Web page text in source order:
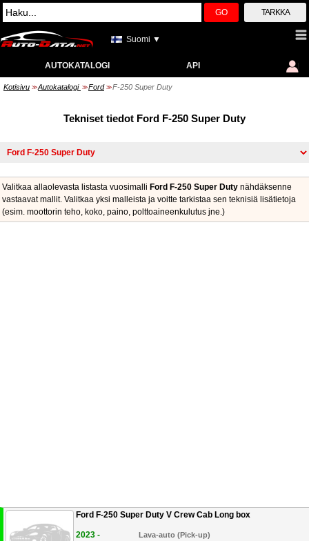
GO TARKKA
Suomi ▼
AUTOKATALOGI API
Kotisivu >> Autokatalogi >> Ford >> F-250 Super Duty
Tekniset tiedot Ford F-250 Super Duty
Valitkaa allaolevasta listasta vuosimalli Ford F-250 Super Duty nähdäksenne
vastaavat mallit. Valitkaa yksi malleista ja voitte tarkistaa sen teknisiä lisätietoja
(esim. moottorin teho, koko, paino, polttoaineenkulutus jne.)
Ford F-250 Super Duty V Crew Cab Long box
2023 -
Lava-auto (Pick-up)